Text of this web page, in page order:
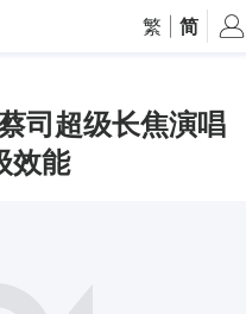
繁 简
司超级长焦演唱
效能